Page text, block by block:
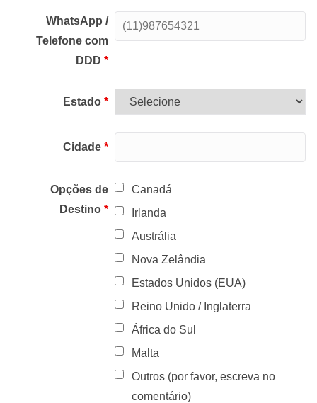
WhatsApp /
Telefone com
DDD*
Estado*
Cidade*
Opções de
Destino*
Canadá
Irlanda
Austrália
Nova Zelândia
Estados Unidos (EUA)
Reino Unido / Inglaterra
África do Sul
Malta
Outros (por favor, escreva no
comentário)